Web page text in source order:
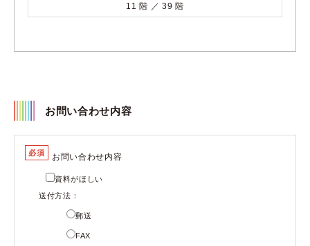
11 階 ／ 39 階
お問い合わせ内容
必須 お問い合わせ内容
資料がほしい
送付方法：
郵送
FAX